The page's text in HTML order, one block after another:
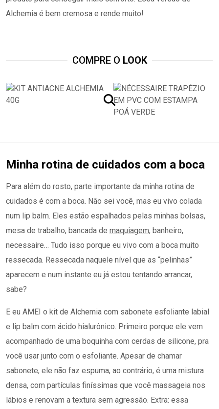
Alchemia é bem cremosa e rende muito!
COMPRE O LOOK
Minha rotina de cuidados com a boca
Para além do rosto, parte importante da minha rotina de
cuidados é com a boca. Não sei você, mas eu vivo colada
num lip balm. Eles estão espalhados pelas minhas bolsas,
mesa de trabalho, bancada de maquiagem, banheiro,
necessaire… Tudo isso porque eu vivo com a boca muito
ressecada. Ressecada naquele nível que as “pelinhas”
aparecem e num instante eu já estou tentando arrancar,
sabe?
E eu AMEI o kit de Alchemia com sabonete esfoliante labial
e lip balm com ácido hialurônico. Primeiro porque ele vem
acompanhado de uma boquinha com cerdas de silicone, pra
você usar junto com o esfoliante. Apesar de chamar
sabonete, ele não faz espuma, ao contrário, é uma mistura
densa, com partículas finíssimas que você massageia nos
lábios e renovam a textura sem agressão. Extra: essa